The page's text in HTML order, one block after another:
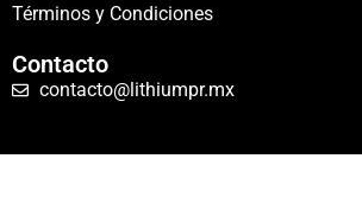
Términos y Condiciones
Contacto
contacto@lithiumpr.mx